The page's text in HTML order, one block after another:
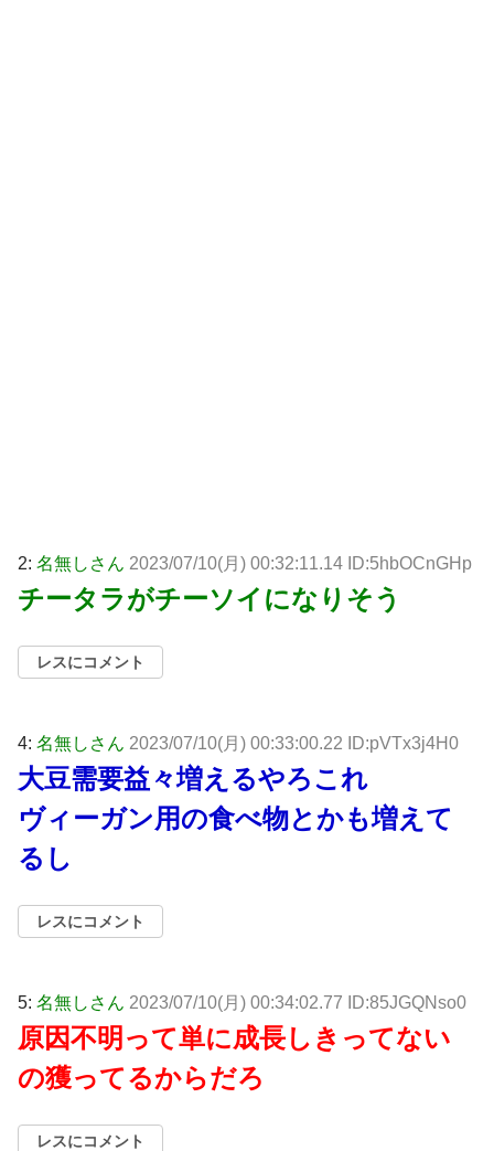
2: 名無しさん 2023/07/10(月) 00:32:11.14 ID:5hbOCnGHp
チータラがチーソイになりそう
レスにコメント
4: 名無しさん 2023/07/10(月) 00:33:00.22 ID:pVTx3j4H0
大豆需要益々増えるやろこれ
ヴィーガン用の食べ物とかも増えて
るし
レスにコメント
5: 名無しさん 2023/07/10(月) 00:34:02.77 ID:85JGQNso0
原因不明って単に成長しきってない
の獲ってるからだろ
レスにコメント